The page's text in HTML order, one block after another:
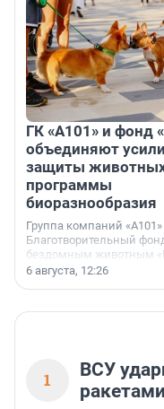
ГК «А101» и фонд
объединяют
защиты
программы
биоразнообразия
Группа компаний «А101»
Благотворительный
бездомным животным
заключили соглашение о
6 августа, 12:26
1
ВСУ